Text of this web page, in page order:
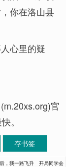
你在洛山县
心里的疑
官
。
存书签
，我一路飞升
开局同学会